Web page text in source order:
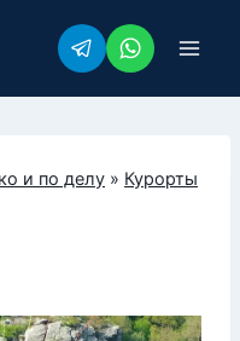
и по делу » Курорты